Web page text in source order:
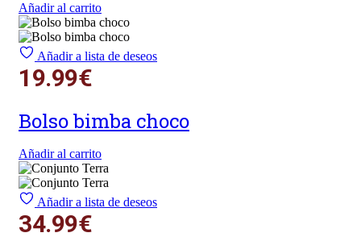
Añadir al carrito
Añadir a lista de deseos
19.99€
Bolso bimba choco
Añadir al carrito
Añadir a lista de deseos
34.99€